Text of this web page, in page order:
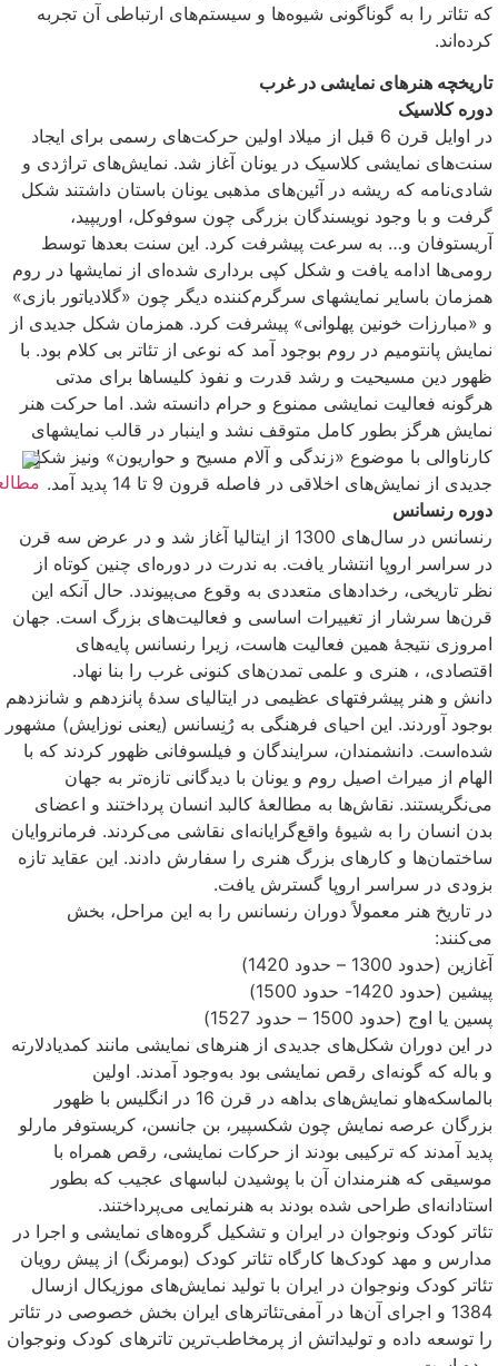
که تئاتر را به گوناگونی شیوه‌ها و سیستم‌های ارتباطی آن تجربه
کرده‌اند.
تاریخچه هنرهای نمایشی در غرب
دوره کلاسیک
در اوایل قرن 6 قبل از میلاد اولین حرکت‌های رسمی برای ایجاد
سنت‌های نمایشی کلاسیک در یونان آغاز شد. نمایش‌های تراژدی و
شادی‌نامه که ریشه در آئین‌های مذهبی یونان باستان داشتند شکل
گرفت و با وجود نویسندگان بزرگی چون سوفوکل، اوریپید،
آریستوفان و… به سرعت پیشرفت کرد. این سنت بعدها توسط
رومی‌ها ادامه یافت و شکل کپی برداری شده‌ای از نمایشها در روم
همزمان باسایر نمایشهای سرگرم‌کننده دیگر چون «گلادیاتور بازی»
و «مبارزات خونین پهلوانی» پیشرفت کرد. همزمان شکل جدیدی از
نمایش پانتومیم در روم بوجود آمد که نوعی از تئاتر بی کلام بود. با
ظهور دین مسیحیت و رشد قدرت و نفوذ کلیساها برای مدتی
هرگونه فعالیت نمایشی ممنوع و حرام دانسته شد. اما حرکت هنر
نمایش هرگز بطور کامل متوقف نشد و اینبار در قالب نمایشهای
کارناوالی با موضوع «زندگی و آلام مسیح و حواریون» ونیز شکل
جدیدی از نمایش‌های اخلاقی در فاصله قرون 9 تا 14 پدید آمد.
دوره رنسانس
رنسانس در سال‌های 1300 از ایتالیا آغاز شد و در عرض سه قرن
در سراسر اروپا انتشار یافت. به ندرت در دوره‌ای چنین کوتاه از
نظر تاریخی، رخدادهای متعددی به وقوع می‌پیوندد. حال آنکه این
قرن‌ها سرشار از تغییرات اساسی و فعالیت‌های بزرگ است. جهان
امروزی نتیجهٔ همین فعالیت هاست، زیرا رنسانس پایه‌های
اقتصادی، ، هنری و علمی تمدن‌های کنونی غرب را بنا نهاد.
دانش و هنر پیشرفتهای عظیمی در ایتالیای سدهٔ پانزدهم و شانزدهم
بوجود آوردند. این احیای فرهنگی به رُنِسانس (یعنی نوزایش) مشهور
شده‌است. دانشمندان، سرایندگان و فیلسوفانی ظهور کردند که با
الهام از میراث اصیل روم و یونان با دیدگانی تازه‌تر به جهان
می‌نگریستند. نقاش‌ها به مطالعهٔ کالبد انسان پرداختند و اعضای
بدن انسان را به شیوهٔ واقع‌گرایانه‌ای نقاشی می‌کردند. فرمانروایان
ساختمان‌ها و کارهای بزرگ هنری را سفارش دادند. این عقاید تازه
بزودی در سراسر اروپا گسترش یافت.
در تاریخ هنر معمولاً دوران رنسانس را به این مراحل، بخش
می‌کنند:
آغازین (حدود 1300 – حدود 1420)
پیشین (حدود 1420- حدود 1500)
پسین یا اوج (حدود 1500 – حدود 1527)
در این دوران شکل‌های جدیدی از هنرهای نمایشی مانند کمدیادلارته
و باله که گونه‌ای رقص نمایشی بود به‌وجود آمدند. اولین
بالماسکه‌هاو نمایش‌های بداهه در قرن 16 در انگلیس با ظهور
بزرگان عرصه نمایش چون شکسپیر، بن جانسن، کریستوفر مارلو
پدید آمدند که ترکیبی بودند از حرکات نمایشی، رقص همراه با
موسیقی که هنرمندان آن با پوشیدن لباسهای عجیب که بطور
استادانه‌ای طراحی شده بودند به هنرنمایی می‌پرداختند.
تئاتر کودک ونوجوان در ایران و تشکیل گروه‌های نمایشی و اجرا در
مدارس و مهد کودک‌ها کارگاه تئاتر کودک (بومرنگ) از پیش رویان
تئاتر کودک ونوجوان در ایران با تولید نمایش‌های موزیکال ازسال
1384 و اجرای آن‌ها در آمفی‌تئاترهای ایران بخش خصوصی در تئاتر
را توسعه داده و تولیداتش از پرمخاطب‌ترین تاترهای کودک ونوجوان